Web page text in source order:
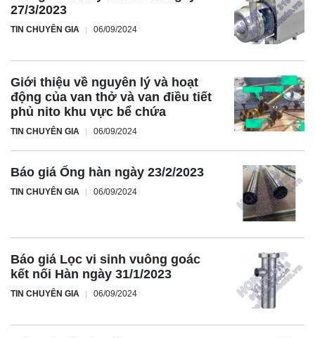
27/3/2023
TIN CHUYÊN GIA 06/09/2024
Giới thiệu về nguyên lý và hoạt
động của van thở và van điều tiết
phủ nito khu vực bể chứa
TIN CHUYÊN GIA 06/09/2024
Báo giá Ống hàn ngày 23/2/2023
TIN CHUYÊN GIA 06/09/2024
Báo giá Lọc vi sinh vuông goác
kết nối Hàn ngày 31/1/2023
TIN CHUYÊN GIA 06/09/2024